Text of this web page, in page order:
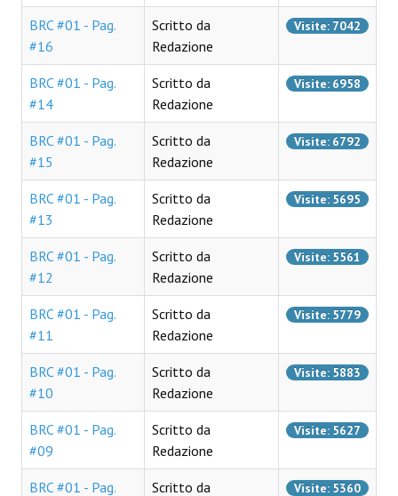
Casa Cagliostro@Lucca2018
#baseLUna@Lucca 2019
PUBBLICAZIONI
Fumetti
Gli Albi di Occidente
DownLoad
Bonsai
I Classici del Fumetto Indipendente
Lettera 33
mYthoS
Prisma
yKronos
American Milestone
BRC #01 - Pag.
#16
Scritto da
Redazione
Visite: 7042
BRC #01 - Pag.
#14
Scritto da
Redazione
Visite: 6958
BRC #01 - Pag.
#15
Scritto da
Redazione
Visite: 6792
BRC #01 - Pag.
#13
Scritto da
Redazione
Visite: 5695
BRC #01 - Pag.
#12
Scritto da
Redazione
Visite: 5561
BRC #01 - Pag.
#11
Scritto da
Redazione
Visite: 5779
BRC #01 - Pag.
#10
Scritto da
Redazione
Visite: 5883
BRC #01 - Pag.
#09
Scritto da
Redazione
Visite: 5627
BRC #01 - Pag.
Scritto da
Visite: 5360